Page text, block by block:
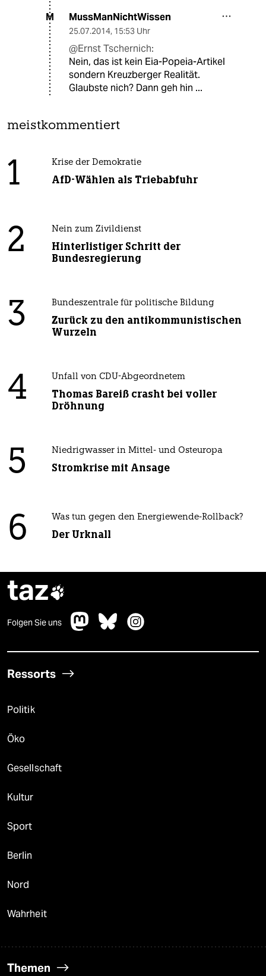
M MussManNichtWissen
25.07.2014, 15:53 Uhr
@Ernst Tschernich:
Nein, das ist kein Eia-Popeia-Artikel
sondern Kreuzberger Realität.
Glaubste nich? Dann geh hin ...
meistkommentiert
1 Krise der Demokratie
AfD-Wählen als Triebabfuhr
2 Nein zum Zivildienst
Hinterlistiger Schritt der
Bundesregierung
3 Bundeszentrale für politische Bildung
Zurück zu den antikommunistischen
Wurzeln
4 Unfall von CDU-Abgeordnetem
Thomas Bareiß crasht bei voller
Dröhnung
5 Niedrigwasser in Mittel- und Osteuropa
Stromkrise mit Ansage
6 Was tun gegen den Energiewende-Rollback?
Der Urknall
taz
Folgen Sie uns
Ressorts
Politik
Öko
Gesellschaft
Kultur
Sport
Berlin
Nord
Wahrheit
Themen